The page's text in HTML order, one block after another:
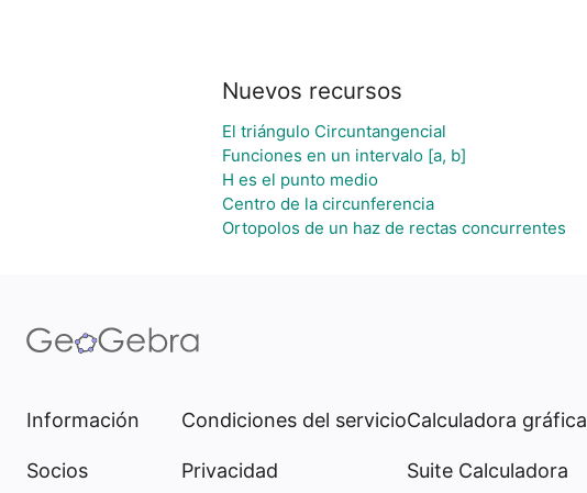
Nuevos recursos
El triángulo Circuntangencial
Funciones en un intervalo [a, b]
H es el punto medio
Centro de la circunferencia
Ortopolos de un haz de rectas concurrentes
Información
Socios
Condiciones del servicio
Privacidad
Calculadora gráfica
Suite Calculadora